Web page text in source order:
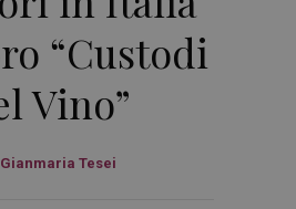
“Custodi
Vino”
Gianmaria Tesei